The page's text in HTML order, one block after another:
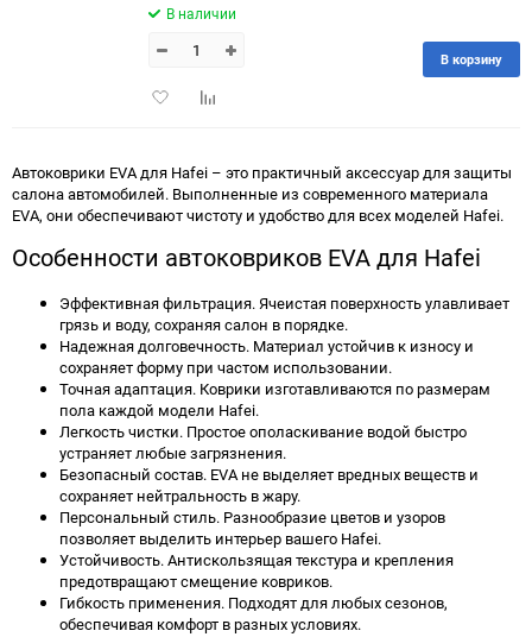
В наличии
ДобавитьДобавить
В корзину
Автоковрики EVA для Hafei – это практичный аксессуар для защиты
салона автомобилей. Выполненные из современного материала
EVA, они обеспечивают чистоту и удобство для всех моделей Hafei.
Особенности автоковриков EVA для Hafei
Эффективная фильтрация. Ячеистая поверхность улавливает
грязь и воду, сохраняя салон в порядке.
Надежная долговечность. Материал устойчив к износу и
сохраняет форму при частом использовании.
Точная адаптация. Коврики изготавливаются по размерам
пола каждой модели Hafei.
Легкость чистки. Простое ополаскивание водой быстро
устраняет любые загрязнения.
Безопасный состав. EVA не выделяет вредных веществ и
сохраняет нейтральность в жару.
Персональный стиль. Разнообразие цветов и узоров
позволяет выделить интерьер вашего Hafei.
Устойчивость. Антискользящая текстура и крепления
предотвращают смещение ковриков.
Гибкость применения. Подходят для любых сезонов,
обеспечивая комфорт в разных условиях.